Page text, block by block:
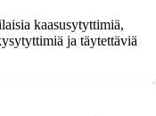
kaasusytyttimiä,
ja täytettäviä